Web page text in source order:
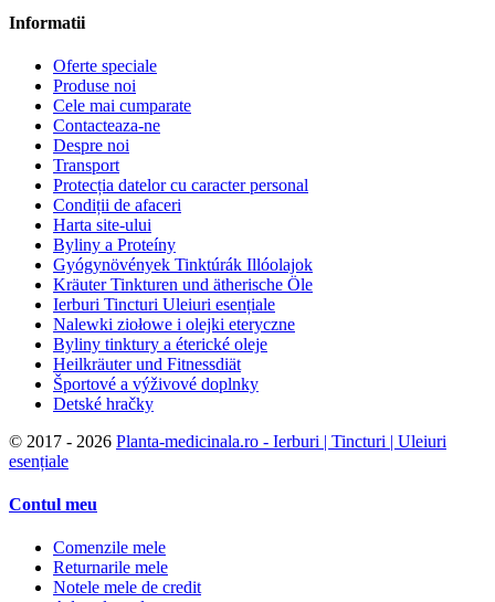
Informatii
Oferte speciale
Produse noi
Cele mai cumparate
Contacteaza-ne
Despre noi
Transport
Protecția datelor cu caracter personal
Condiții de afaceri
Harta site-ului
Byliny a Proteíny
Gyógynövények Tinktúrák Illóolajok
Kräuter Tinkturen und ätherische Öle
Ierburi Tincturi Uleiuri esențiale
Nalewki ziołowe i olejki eteryczne
Byliny tinktury a éterické oleje
Heilkräuter und Fitnessdiät
Športové a výživové doplnky
Detské hračky
© 2017 - 2026 Planta-medicinala.ro - Ierburi | Tincturi | Uleiuri
esențiale
Contul meu
Comenzile mele
Returnarile mele
Notele mele de credit